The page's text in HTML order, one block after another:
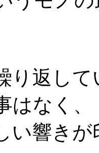
り返し
はなく、
い響き